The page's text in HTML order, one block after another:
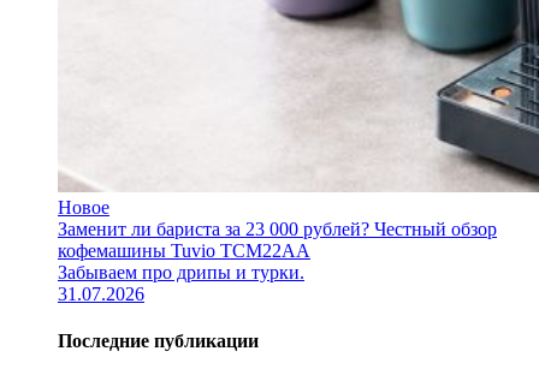
Новое
Заменит ли бариста за 23 000 рублей? Честный обзор
кофемашины Tuvio TCM22AA
Забываем про дрипы и турки.
31.07.2026
Последние публикации